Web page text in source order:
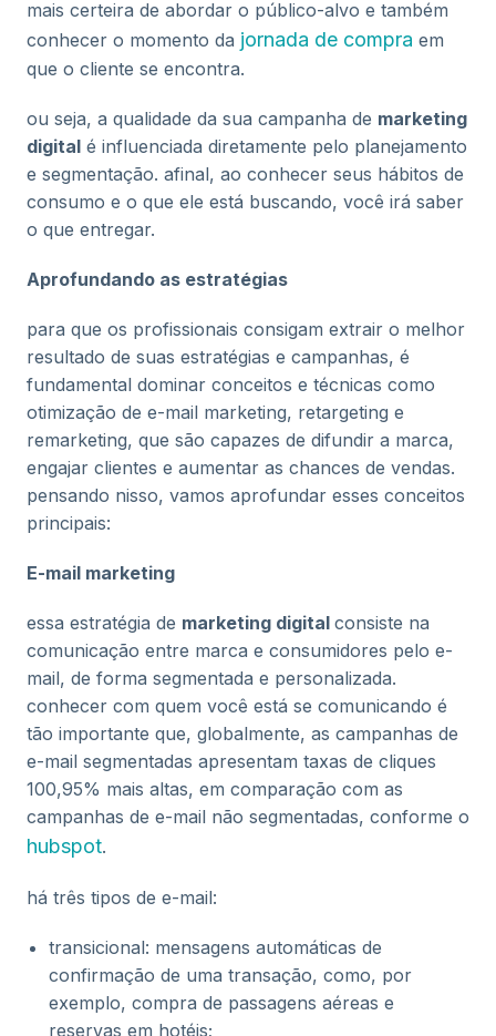
mais certeira de abordar o público-alvo e também
conhecer o momento da jornada de compra em
que o cliente se encontra.
ou seja, a qualidade da sua campanha de marketing
digital é influenciada diretamente pelo planejamento
e segmentação. afinal, ao conhecer seus hábitos de
consumo e o que ele está buscando, você irá saber
o que entregar.
Aprofundando as estratégias
para que os profissionais consigam extrair o melhor
resultado de suas estratégias e campanhas, é
fundamental dominar conceitos e técnicas como
otimização de e-mail marketing, retargeting e
remarketing, que são capazes de difundir a marca,
engajar clientes e aumentar as chances de vendas.
pensando nisso, vamos aprofundar esses conceitos
principais:
E-mail marketing
essa estratégia de marketing digital consiste na
comunicação entre marca e consumidores pelo e-
mail, de forma segmentada e personalizada.
conhecer com quem você está se comunicando é
tão importante que, globalmente, as campanhas de
e-mail segmentadas apresentam taxas de cliques
100,95% mais altas, em comparação com as
campanhas de e-mail não segmentadas, conforme o
hubspot.
há três tipos de e-mail:
transicional: mensagens automáticas de
confirmação de uma transação, como, por
exemplo, compra de passagens aéreas e
reservas em hotéis;